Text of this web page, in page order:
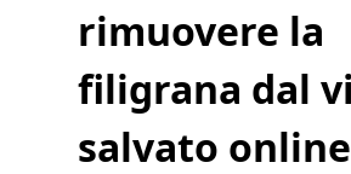
rimuovere la
filigrana dal
salvato online